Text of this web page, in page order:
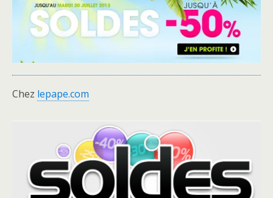
Chez lepape.com